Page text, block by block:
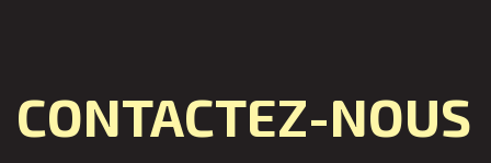
CONTACTEZ-NOUS